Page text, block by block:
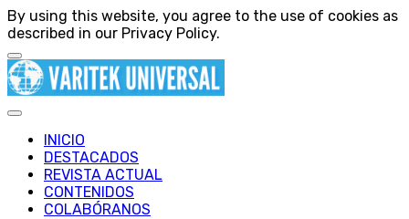
By using this website, you agree to the use of cookies as
described in our Privacy Policy.
INICIO
DESTACADOS
REVISTA ACTUAL
CONTENIDOS
COLABÓRANOS